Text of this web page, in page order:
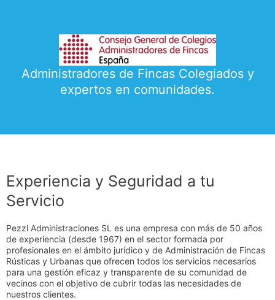
Administradores de Fincas Colegiados y
expertos en comunidades.
Experiencia y Seguridad a tu
Servicio
Pezzi Administraciones SL es una empresa con más de 50 años
de experiencia (desde 1967) en el sector formada por
profesionales en el ámbito jurídico y de Administración de Fincas
Rústicas y Urbanas que ofrecen todos los servicios necesarios
para una gestión eficaz y transparente de su comunidad de
vecinos con el objetivo de cubrir todas las necesidades de
nuestros clientes.